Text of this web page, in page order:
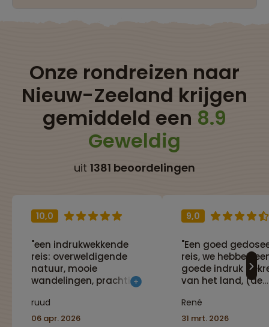
Onze rondreizen naar
Nieuw-Zeeland krijgen
gemiddeld een 8.9
Geweldig
uit 1381 beoordelingen
10,0
"een indrukwekkende
reis: overweldigende
natuur, mooie
wandelingen, prachtige
aangeboden excursies
zijn zeer de moeite
ruud
06 apr. 2026
9,0
"Een goed
reis, we hebben
goede indruk
van het land, (de
de geschiedenis).
veel reizen maar
René
31 mrt. 2026